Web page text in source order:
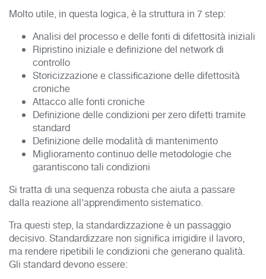
Molto utile, in questa logica, è la struttura in 7 step:
Analisi del processo e delle fonti di difettosità iniziali
Ripristino iniziale e definizione del network di
controllo
Storicizzazione e classificazione delle difettosità
croniche
Attacco alle fonti croniche
Definizione delle condizioni per zero difetti tramite
standard
Definizione delle modalità di mantenimento
Miglioramento continuo delle metodologie che
garantiscono tali condizioni
Si tratta di una sequenza robusta che aiuta a passare
dalla reazione all’apprendimento sistematico.
Tra questi step, la standardizzazione è un passaggio
decisivo. Standardizzare non significa irrigidire il lavoro,
ma rendere ripetibili le condizioni che generano qualità.
Gli standard devono essere: